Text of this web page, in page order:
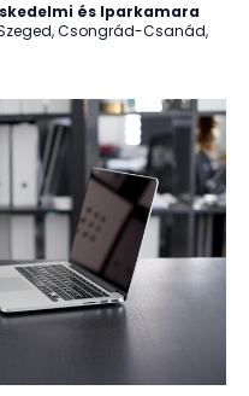
és Iparkamara
Szeged, Csongrád-Csanád,